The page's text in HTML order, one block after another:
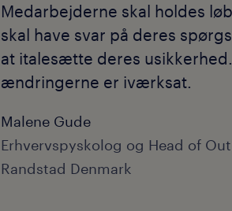
Medarbejderne skal holdes
skal have svar på deres
at italesætte deres
ændringerne er iværksat.
Malene Gude
Erhvervspyskolog og Head of
Randstad Denmark